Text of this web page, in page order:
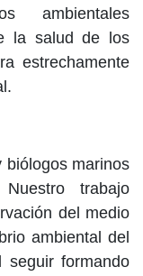
ambientales
la salud de los
estrechamente
biólogos marinos
trabajo
del medio
ambiental del
seguir formando